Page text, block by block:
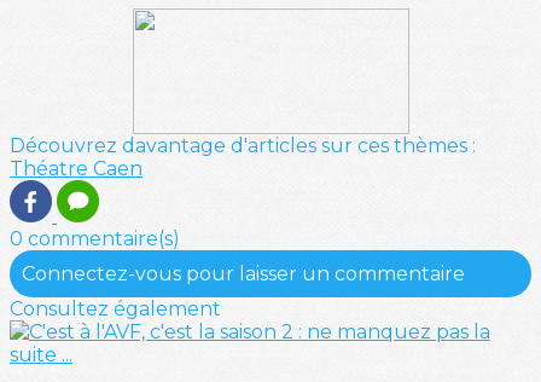
Découvrez davantage d'articles sur ces thèmes :
Théatre Caen
0 commentaire(s)
Connectez-vous pour laisser un commentaire
Consultez également